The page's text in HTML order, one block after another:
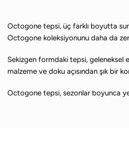
Octogone tepsi, üç farklı boyutta
Octogone koleksiyonunu daha da
Sekizgen formdaki tepsi, geleneksel
malzeme ve doku açısından şık bir
Octogone tepsi, sezonlar boyunca